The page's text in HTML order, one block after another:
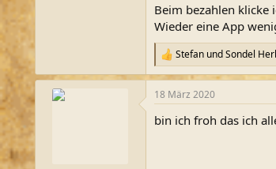
Beim bezahlen klicke
Wieder eine App
R
e
a
k
i
StefanundSondel
18 März 2020
bin ich froh das ich